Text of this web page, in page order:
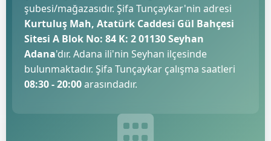
şubesi/mağazasıdır. Şifa Tunçaykar'nin adresi
Kurtuluş Mah, Atatürk Caddesi Gül Bahçesi
Sitesi A Blok No: 84 K: 2 01130 Seyhan
Adana'dır. Adana ili'nin Seyhan ilçesinde
bulunmaktadır. Şifa Tunçaykar çalışma saatleri
08:30 - 20:00arasındadır.